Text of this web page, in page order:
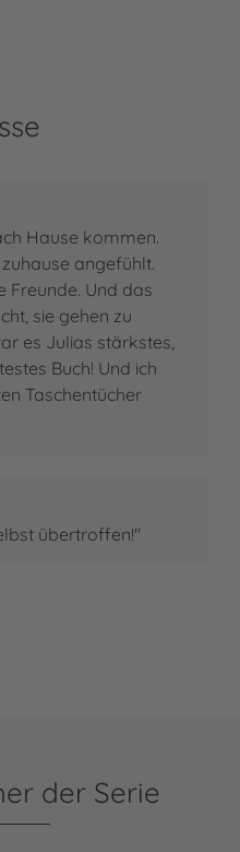
Hause kommen.
angefühlt.
Freunde. Und das
sie gehen zu
es Julias stärkstes,
Buch! Und ich
Taschentücher
übertroffen!"
der Serie